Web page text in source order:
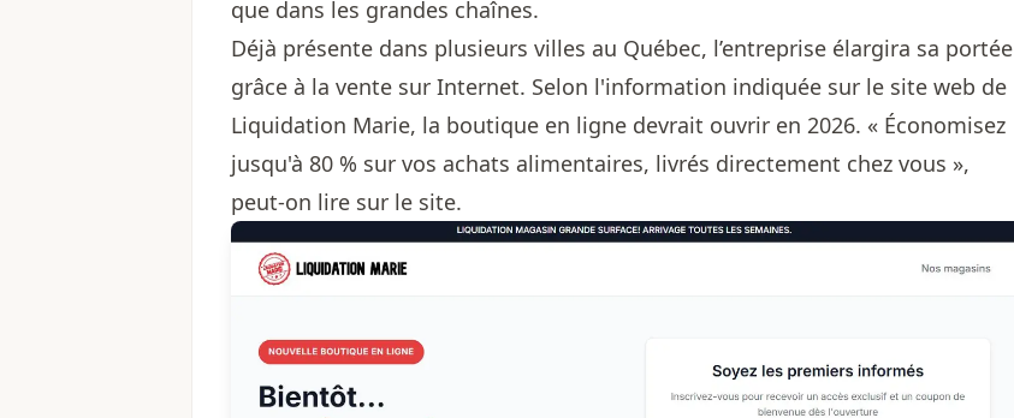
que dans les grandes chaînes.
Déjà présente dans plusieurs villes au Québec, l’entreprise élargira sa portée
grâce à la vente sur Internet. Selon l'information indiquée sur le site web de
Liquidation Marie, la boutique en ligne devrait ouvrir en 2026. « Économisez
jusqu'à 80 % sur vos achats alimentaires, livrés directement chez vous »,
peut-on lire sur le site.